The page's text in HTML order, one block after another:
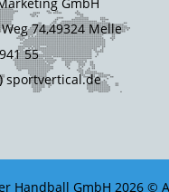
74,49324 Melle
55
sportvertical.de
Handball GmbH 2026 ©